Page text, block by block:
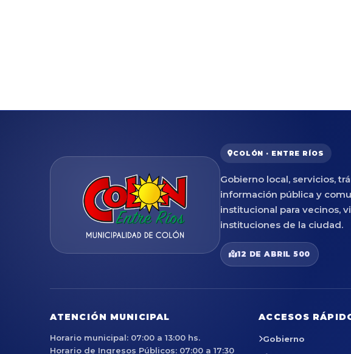
COLÓN · ENTRE RÍOS
Gobierno local, servicios,
información pública y
institucional para vecinos,
instituciones de la ciudad.
12 DE ABRIL 500
ATENCIÓN MUNICIPAL
Horario municipal: 07:00 a 13:00 hs.
Horario de Ingresos Públicos: 07:00 a 17:30
ACCESOS
Gobierno